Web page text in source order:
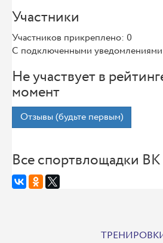
Участники
Участников прикреплено: 0
С подключенными
Не участвует в
момент
Отзывы (будьте первым)
Все спортвлощадки ВК